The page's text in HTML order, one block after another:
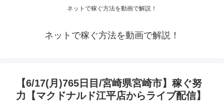
ネットで稼ぐ方法を動画で解説！
ネットで稼ぐ方法を動画で解説！
【6/17(月)765日目/宮崎県宮崎市】稼ぐ努
力【マクドナルド江平店からライブ配信】